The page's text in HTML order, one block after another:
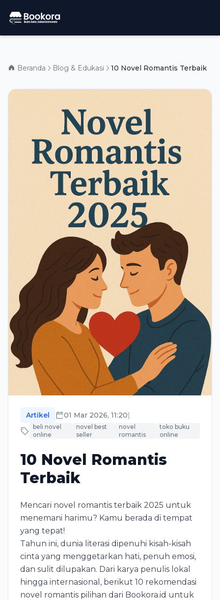
Beranda Blog & Edukasi 10 Novel Romantis Terbaik
Artikel 01 Mar 2026, 11:20|
beli novel
online
novel best
seller
novel
romantis
toko buku
online
10 Novel Romantis
Terbaik
Mencari novel romantis terbaik 2025 untuk
menemani harimu? Kamu berada di tempat
yang tepat!
Tahun ini, dunia literasi dipenuhi kisah-kisah
cinta yang menggetarkan hati, penuh emosi,
dan sulit dilupakan. Dari karya penulis lokal
hingga internasional, berikut 10 rekomendasi
novel romantis pilihan dari Bookora.id untuk